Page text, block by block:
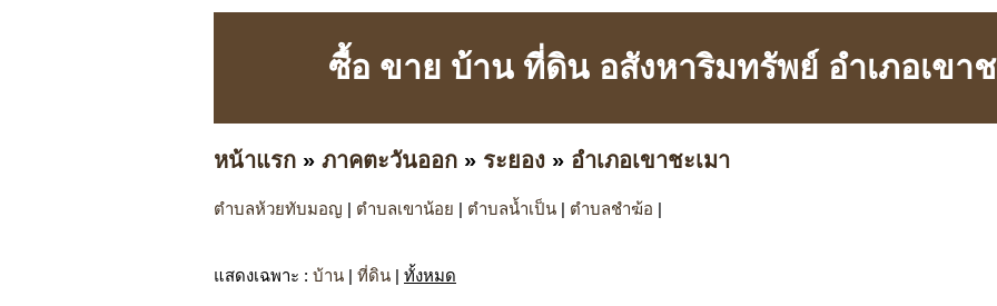
ซื้อ ขาย บ้าน ที่ดิน อสังหาริมทรัพย์ อำเภอเขาช
หน้าแรก » ภาคตะวันออก » ระยอง » อำเภอเขาชะเมา
ตำบลห้วยทับมอญ | ตำบลเขาน้อย | ตำบลน้ำเป็น | ตำบลชำฆ้อ |
แสดงเฉพาะ : บ้าน | ที่ดิน | ทั้งหมด